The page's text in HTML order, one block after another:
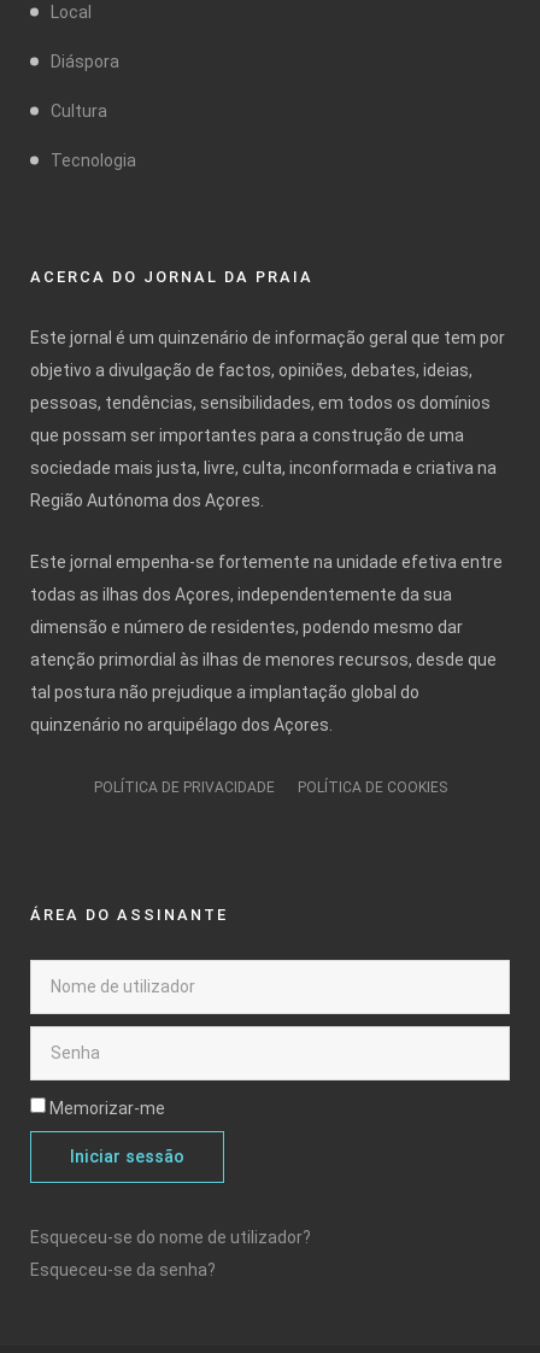
Local
Diáspora
Cultura
Tecnologia
ACERCA DO JORNAL DA PRAIA
Este jornal é um quinzenário de informação geral que tem por
objetivo a divulgação de factos, opiniões, debates, ideias,
pessoas, tendências, sensibilidades, em todos os domínios
que possam ser importantes para a construção de uma
sociedade mais justa, livre, culta, inconformada e criativa na
Região Autónoma dos Açores.
Este jornal empenha-se fortemente na unidade efetiva entre
todas as ilhas dos Açores, independentemente da sua
dimensão e número de residentes, podendo mesmo dar
atenção primordial às ilhas de menores recursos, desde que
tal postura não prejudique a implantação global do
quinzenário no arquipélago dos Açores.
POLÍTICA DE PRIVACIDADE POLÍTICA DE COOKIES
ÁREA DO ASSINANTE
Memorizar-me
Iniciar sessão
Esqueceu-se do nome de utilizador?
Esqueceu-se da senha?